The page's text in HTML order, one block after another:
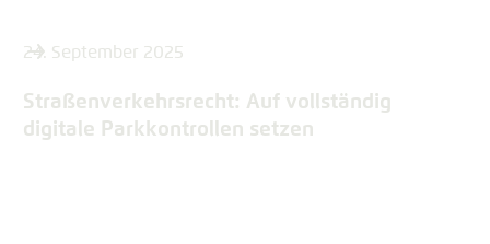
24. September 2025
Straßenverkehrsrecht: Auf vollständig
digitale Parkkontrollen setzen